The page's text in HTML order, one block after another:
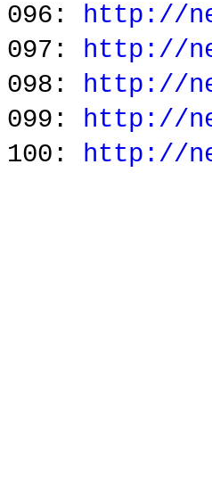
096: http://
097: http://
098: http://
099: http://
100: http://